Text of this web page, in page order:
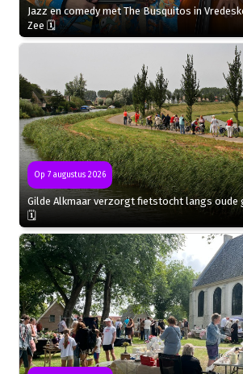
Jazz en comedy met The Busquitos in
Zee 🗓
Op 7 augustus 2026
Gilde Alkmaar verzorgt fietstocht langs oude
🗓